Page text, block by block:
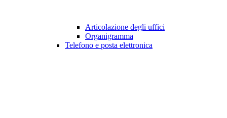
Articolazione degli uffici
Organigramma
Telefono e posta elettronica